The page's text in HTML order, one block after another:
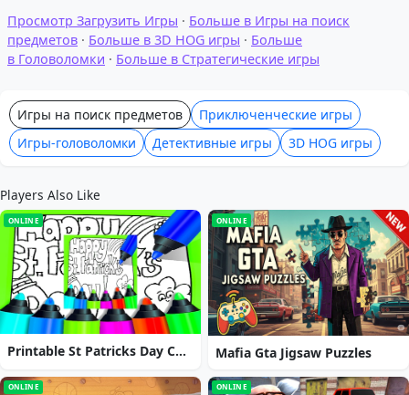
Просмотр Загрузить Игры · Больше в Игры на поиск
предметов · Больше в 3D HOG игры · Больше
в Головоломки · Больше в Стратегические игры
Игры на поиск предметов
Приключенческие игры
Игры-головоломки
Детективные игры 3D HOG игры
Players Also Like
ONLINE
Printable St Patricks Day Coloring Pages
ONLINE
Mafia Gta Jigsaw Puzzles
ONLINE ONLINE